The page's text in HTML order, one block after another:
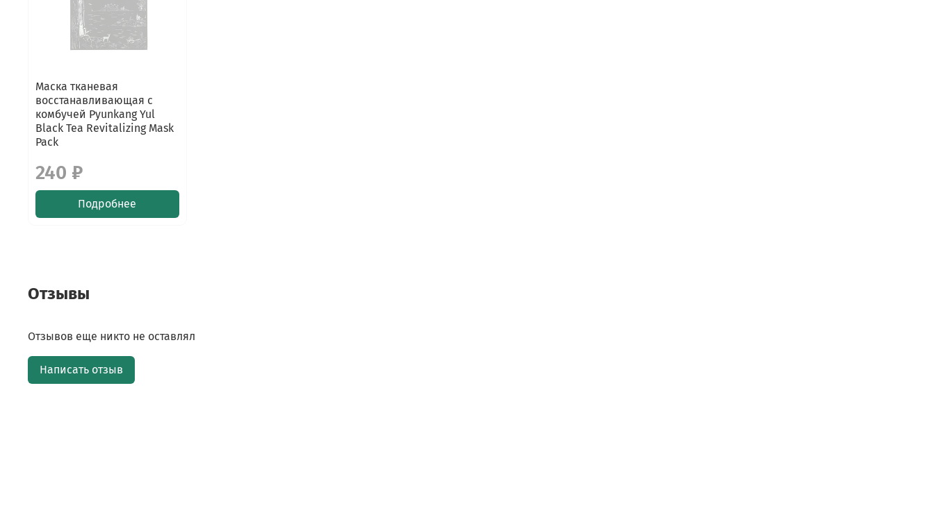
Маска тканевая
восстанавливающая с
комбучей Pyunkang Yul
Black Tea Revitalizing Mask
Pack
240 ₽
Подробнее
Отзывы
Отзывов еще никто не оставлял
Написать отзыв